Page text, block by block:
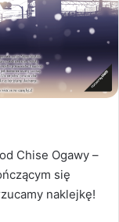
Chise Ogawy –
się
naklejkę!